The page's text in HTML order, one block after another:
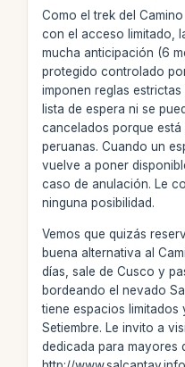
Como el trek del
con el acceso limitado,
mucha anticipación (6
protegido controlado
imponen reglas
lista de espera ni se
cancelados porque
peruanas. Cuando un
vuelve a poner
caso de anulación. Le
ninguna posibilidad.
Vemos que quizás
buena alternativa al
días, sale de Cusco y
bordeando el nevado
tiene espacios limitados
Setiembre. Le invito a
dedicada para mayores